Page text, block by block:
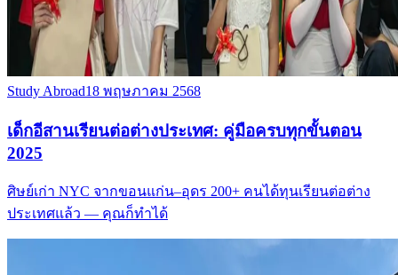
Study Abroad18 พฤษภาคม 2568
เด็กอีสานเรียนต่อต่างประเทศ: คู่มือครบทุกขั้นตอน
2025
ศิษย์เก่า NYC จากขอนแก่น–อุดร 200+ คนได้ทุนเรียนต่อต่าง
ประเทศแล้ว — คุณก็ทำได้